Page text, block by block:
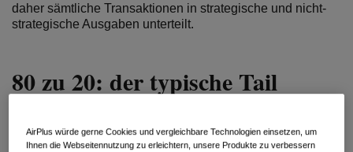
daher sämtliche Transaktionen in strategische und nicht-
strategische Ausgaben unterteilt.
80 zu 20: der typische Tail
Hierbei zeigt sich bei den meisten Unternehmen dasselbe
AirPlus würde gerne Cookies und vergleichbare Technologien einsetzen, um
Ihnen die Webseitennutzung zu erleichtern, unsere Produkte zu verbessern